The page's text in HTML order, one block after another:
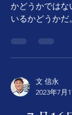
かどうかではな
いるかどうか
の名言】 ・人
かりでなく精
文 信永
2023年7月